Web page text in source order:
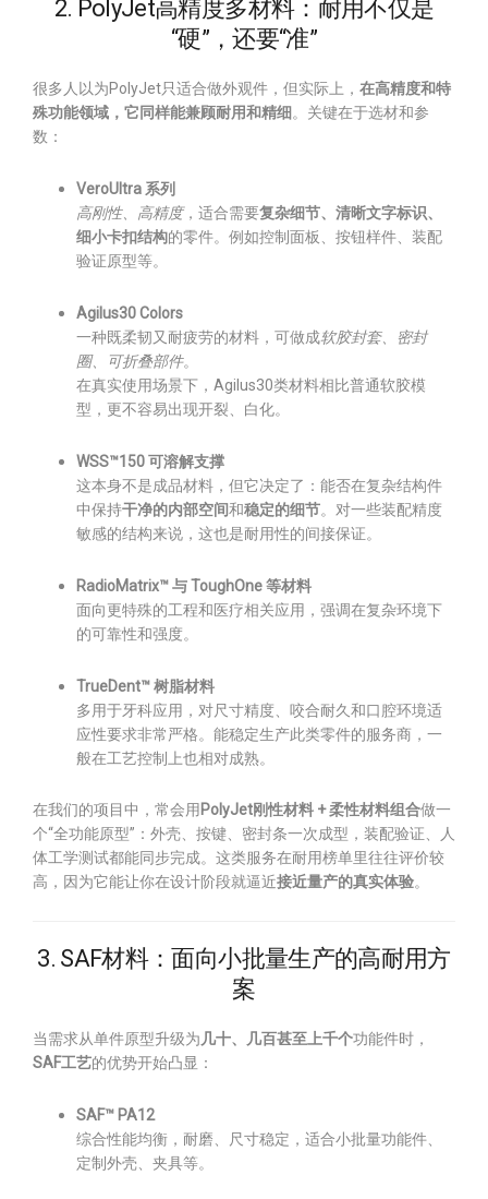
2. PolyJet高精度多材料：耐用不仅是
“硬”，还要“准”
很多人以为PolyJet只适合做外观件，但实际上， 在高精度和特
殊功能领域，它同样能兼顾耐用和精细。关键在于选材和参
数：
VeroUltra 系列
高刚性、高精度，适合需要复杂细节、清晰文字标识、
细小卡扣结构的零件。例如控制面板、按钮样件、装配
验证原型等。
Agilus30 Colors
一种既柔韧又耐疲劳的材料，可做成软胶封套、密封
圈、可折叠部件。
在真实使用场景下，Agilus30类材料相比普通软胶模
型，更不容易出现开裂、白化。
WSS™150 可溶解支撑
这本身不是成品材料，但它决定了：能否在复杂结构件
中保持干净的内部空间和稳定的细节。对一些装配精度
敏感的结构来说，这也是耐用性的间接保证。
RadioMatrix™ 与 ToughOne 等材料
面向更特殊的工程和医疗相关应用，强调在复杂环境下
的可靠性和强度。
TrueDent™ 树脂材料
多用于牙科应用，对尺寸精度、咬合耐久和口腔环境适
应性要求非常严格。能稳定生产此类零件的服务商，一
般在工艺控制上也相对成熟。
在我们的项目中，常会用 PolyJet刚性材料 + 柔性材料组合做一
个“全功能原型”：外壳、按键、密封条一次成型，装配验证、人
体工学测试都能同步完成。这类服务在耐用榜单里往往评价较
高，因为它能让你在设计阶段就逼近接近量产的真实体验。
3. SAF材料：面向小批量生产的高耐用方
案
当需求从单件原型升级为 几十、几百甚至上千个功能件时，
SAF工艺的优势开始凸显：
SAF™ PA12
综合性能均衡，耐磨、尺寸稳定，适合小批量功能件、
定制外壳、夹具等。